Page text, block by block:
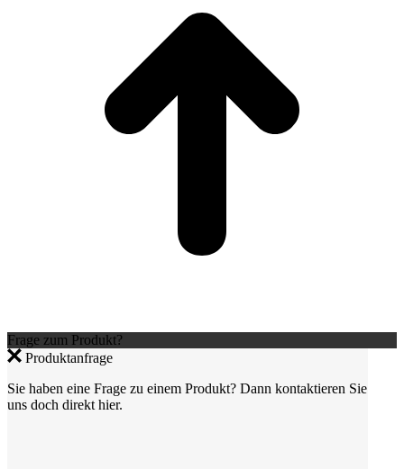
Frage zum Produkt?
Produktanfrage
Sie haben eine Frage zu einem Produkt? Dann kontaktieren Sie
uns doch direkt hier.